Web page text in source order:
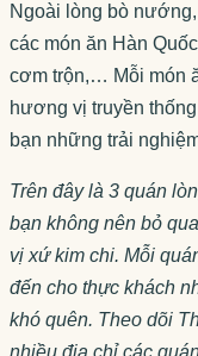
Ngoài lòng bò
các món ăn Hàn
cơm trộn,… Mỗi món
hương vị truyền
bạn những trải
Trên đây là 3 quán
bạn không nên bỏ
vị xứ kim chi. Mỗi
đến cho thực khách
khó quên. Theo dõi